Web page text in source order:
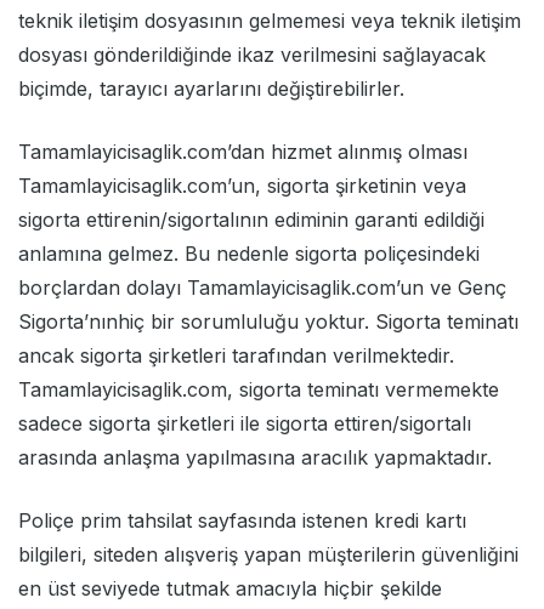
teknik iletişim dosyasının gelmemesi veya teknik iletişim
dosyası gönderildiğinde ikaz verilmesini sağlayacak
biçimde, tarayıcı ayarlarını değiştirebilirler.
Tamamlayicisaglik.com’dan hizmet alınmış olması
Tamamlayicisaglik.com’un, sigorta şirketinin veya
sigorta ettirenin/sigortalının ediminin garanti edildiği
anlamına gelmez. Bu nedenle sigorta poliçesindeki
borçlardan dolayı Tamamlayicisaglik.com’un ve Genç
Sigorta’nınhiç bir sorumluluğu yoktur. Sigorta teminatı
ancak sigorta şirketleri tarafından verilmektedir.
Tamamlayicisaglik.com, sigorta teminatı vermemekte
sadece sigorta şirketleri ile sigorta ettiren/sigortalı
arasında anlaşma yapılmasına aracılık yapmaktadır.
Poliçe prim tahsilat sayfasında istenen kredi kartı
bilgileri, siteden alışveriş yapan müşterilerin güvenliğini
en üst seviyede tutmak amacıyla hiçbir şekilde